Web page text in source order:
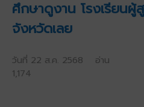
ศึกษาดูงาน โรงเรียน
จังหวัดเลย
วันที่ 22 ส.ค. 2568 อ่าน
1,174